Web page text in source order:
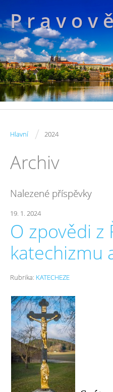
P r a v o v
Hlavní / 2024
Archiv
Nalezené příspěvky
19. 1. 2024
O zpovědi z
katechizmu
Rubrika: KATECHEZE